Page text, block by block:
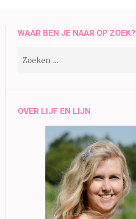
WAAR BEN JE NAAR OP ZOEK?
OVER LIJF EN LIJN